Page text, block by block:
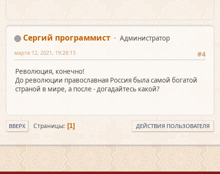
Сергий программист
Администратор
#4
марта 12, 2021, 19:28:13
Революция, конечно!
До революции православная Россия была самой богатой
страной в мире, а после - догадайтесь какой?
ВВЕРХ Страницы 1 ДЕЙСТВИЯ ПОЛЬЗОВАТЕЛЯ